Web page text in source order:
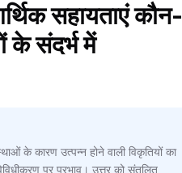
सहायताएं कौन-
के संदर्भ में
के कारण उत्पन्न होने वाली विकृतियों का
पर प्रभाव। उत्तर को संतुलित